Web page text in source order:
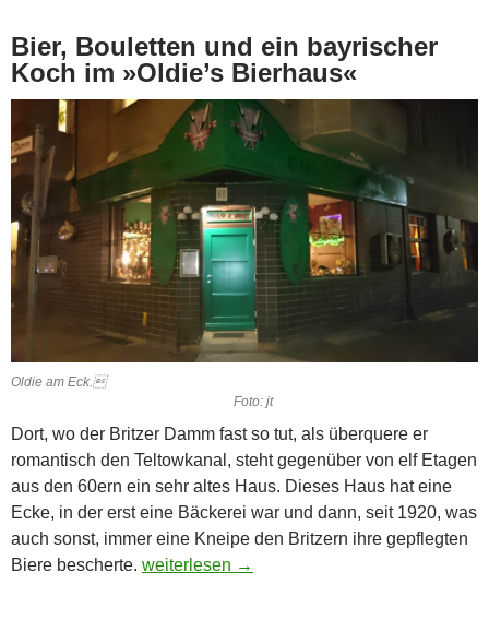
Bier, Bouletten und ein bayrischer
Koch im »Oldie’s Bierhaus«
Oldie am Eck.
Foto: jt
Dort, wo der Britzer Damm fast so tut, als überquere er
romantisch den Teltowkanal, steht gegenüber von elf Etagen
aus den 60ern ein sehr altes Haus. Dieses Haus hat eine
Ecke, in der erst eine Bäckerei war und dann, seit 1920, was
auch sonst, immer eine Kneipe den Britzern ihre gepflegten
Biere bescherte. Oldie but Goldie
weiterlesen →